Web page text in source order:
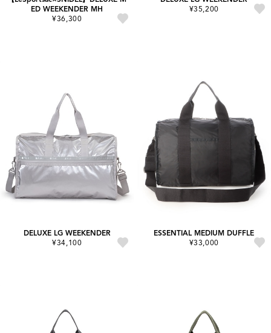
ED WEEKENDER MH
¥36,300
¥35,200
DELUXE LG WEEKENDER
¥34,100
ESSENTIAL MEDIUM DUFFLE
¥33,000